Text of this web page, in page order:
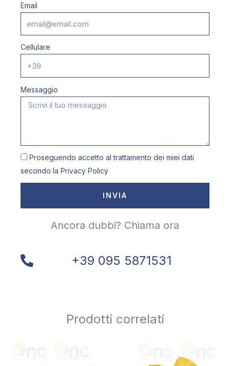
Email
Cellulare
Messaggio
Proseguendo accetto al trattamento dei miei dati
secondo la Privacy Policy
INVIA
Ancora dubbi? Chiama ora
+39 095 5871531
Prodotti correlati